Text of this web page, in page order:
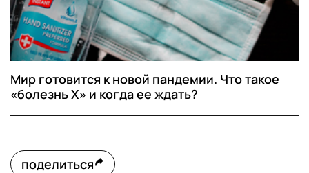
Мир готовится к новой пандемии. Что такое
«болезнь Х» и когда ее ждать?
поделиться